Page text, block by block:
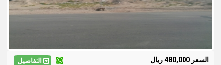
التفاصيل السعر 480,000 ريال